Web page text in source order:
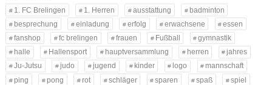
1. FC Brelingen 1. Herren ausstattung
badminton
besprechung
einladung erfolg erwachsene
essen
fanshop
fc brelingen frauen Fußball
gymnastik
halle
Hallensport hauptversammlung herren
jahres
Ju-Jutsu
judo jugend kinder logo
mannschaft
ping
pong rot schläger sparen spaß
spiel